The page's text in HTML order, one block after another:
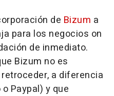
de Bizum a
para los negocios on
de inmediato.
Bizum no es
a diferencia
Paypal) y que